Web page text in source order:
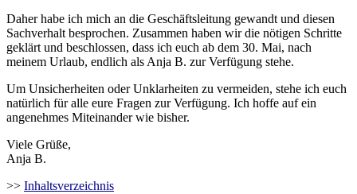
Daher habe ich mich an die Geschäftsleitung gewandt und diesen
Sachverhalt besprochen. Zusammen haben wir die nötigen Schritte
geklärt und beschlossen, dass ich euch ab dem 30. Mai, nach
meinem Urlaub, endlich als Anja B. zur Verfügung stehe.
Um Unsicherheiten oder Unklarheiten zu vermeiden, stehe ich euch
natürlich für alle eure Fragen zur Verfügung. Ich hoffe auf ein
angenehmes Miteinander wie bisher.
Viele Grüße,
Anja B.
>> Inhaltsverzeichnis